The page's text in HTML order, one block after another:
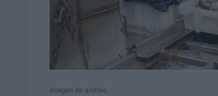
Imagen de archivo